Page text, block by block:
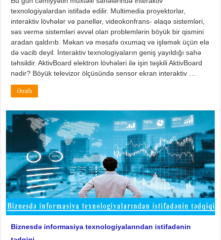
texnologiyalardan istifadə edilir. Multimedia proyektorlar,
interaktiv lövhələr və panellər, videokonfrans- əlaqə sistemləri,
səs vermə sistemləri əvvəl olan problemlərin böyük bir qismini
aradan qaldırıb. Məkan və məsafə oxumaq və işləmək üçün elə
də vacib deyil. İnteraktiv texnologiyaların geniş yayıldığı sahə
təhsildir. AktivBoard elektron lövhələri ilə işin təşkili AktivBoard
nədir? Böyük televizor ölçüsündə sensor ekran interaktiv …
Ətraflı
Biznesdə informasiya texnologiyalarından istifadənin